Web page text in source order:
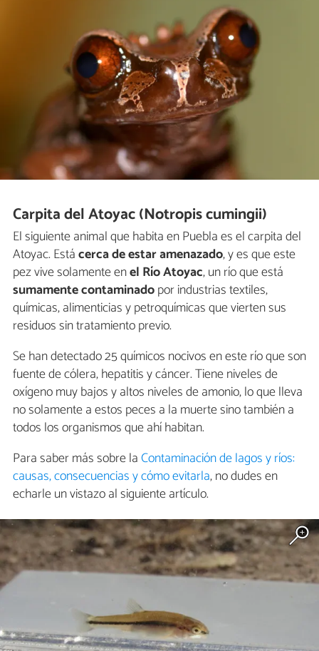
Carpita del Atoyac (Notropis cumingii)
El siguiente animal que habita en Puebla es el carpita del
Atoyac. Estácerca de estar amenazado, y es que este
pez vive solamente enel Río Atoyac, un río que está
sumamente contaminadopor industrias textiles,
químicas, alimenticias y petroquímicas que vierten sus
residuos sin tratamiento previo.
Se han detectado 25 químicos nocivos en este río que son
fuente de cólera, hepatitis y cáncer. Tiene niveles de
oxígeno muy bajos y altos niveles de amonio, lo que lleva
no solamente a estos peces a la muerte sino también a
todos los organismos que ahí habitan.
Para saber más sobre laContaminación de lagos y ríos:
causas, consecuencias y cómo evitarla, no dudes en
echarle un vistazo al siguiente artículo.